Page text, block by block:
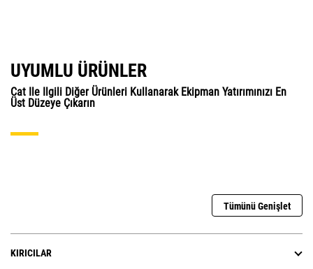
UYUMLU ÜRÜNLER
Cat Ile Ilgili Diğer Ürünleri Kullanarak Ekipman Yatırımınızı En
Üst Düzeye Çıkarın
Tümünü Genişlet
KIRICILAR